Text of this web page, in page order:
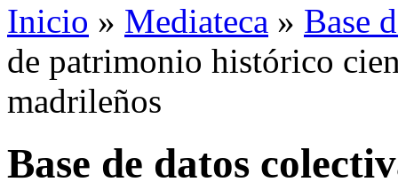
Inicio » Mediateca » Base
de patrimonio histórico
madrileños
Base de datos